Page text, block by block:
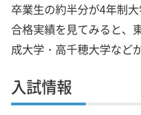
卒業生の約半分が4年制
合格実績を見てみると、
成大学・高千穂大学など
入試情報